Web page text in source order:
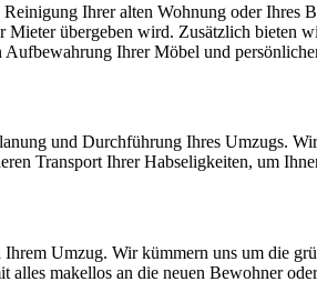
Ihrer alten Wohnung oder Ihres
übergeben wird. Zusätzlich bieten
Ihrer Möbel und
und Durchführung Ihres Umzugs.
Transport Ihrer Habseligkeiten, um
Umzug. Wir kümmern uns um die
makellos an die neuen Bewohner